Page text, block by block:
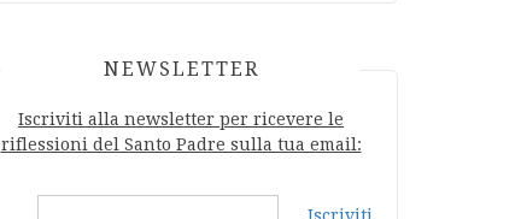
NEWSLETTER
Iscriviti alla newsletter per ricevere le
riflessioni del Santo Padre sulla tua email: